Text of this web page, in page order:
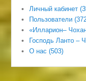
Личный кабинет
Пользователи
«Илларион–
Господь Ланто –
О нас (503)